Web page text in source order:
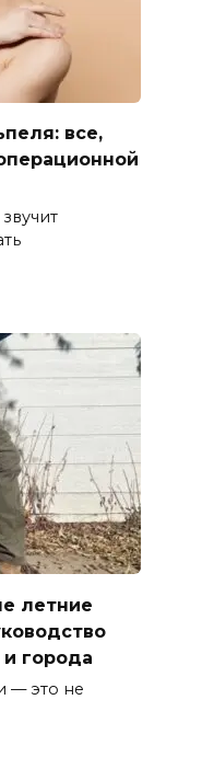
все,
летние
города
— это не